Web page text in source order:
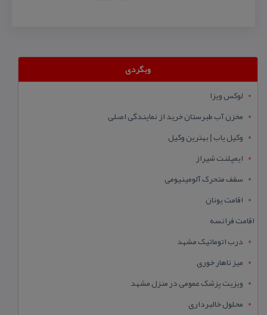
وبگردی
لوکس ویزا
مخزن آب طبرستان خرید از نمایندگی اصلی
وکیل یاب | بهترین وکیل
ایمپلنت شیراز
سقف متحرک آلومینیومی
اقامت یونان
اقامت فرانسه
درب اتوماتیک مشهد
میز ناهار خوری
ویزیت پزشک عمومی در منزل مشهد
محلول خالبرداری